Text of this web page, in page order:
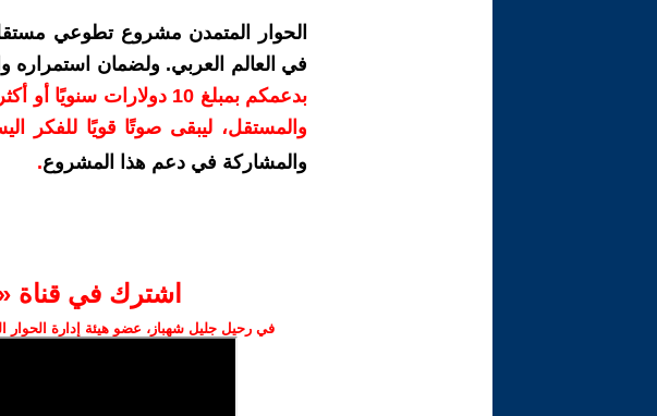
الحوار المتمدن مشروع تطوعي مستقل
في العالم العربي. ولضمان استمراره
بدعمكم بمبلغ 10
والمستقل، ليبقى صوتًا قويًا للفكر
والمشاركة في دعم هذا المشروع.
اشترك في قناة
في رحيل جليل شهباز، عضو هيئة إدارة الحوار